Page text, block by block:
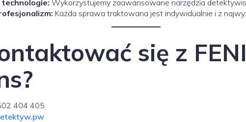
Wykorzystujemy zaawansowane narzędzia
Każda sprawa traktowana jest indywidualnie i z
się z
404 405